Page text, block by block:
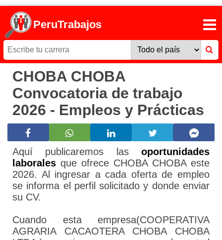
PeruTrabajos
CHOBA CHOBA
Convocatoria de trabajo
2026 - Empleos y Prácticas
Aquí publicaremos las oportunidades
laborales que ofrece CHOBA CHOBA este
2026. Al ingresar a cada oferta de empleo
se informa el perfil solicitado y donde enviar
su CV.
Cuando esta empresa(COOPERATIVA
AGRARIA CACAOTERA CHOBA CHOBA